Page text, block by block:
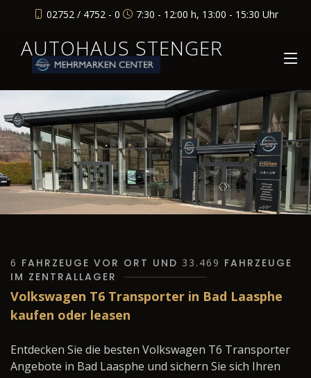
02752 / 4752 - 0 7:30 - 12:00 h, 13:00 - 15:30 Uhr
AUTOHAUS STENGER
6 FAHRZEUGE VOR ORT UND 33.469 FAHRZEUGE
IM ZENTRALLAGER
Volkswagen T6 Transporter in Bad Laasphe
kaufen oder leasen
Entdecken Sie die besten Volkswagen T6 Transporter
Angebote in Bad Laasphe und sichern Sie sich Ihren